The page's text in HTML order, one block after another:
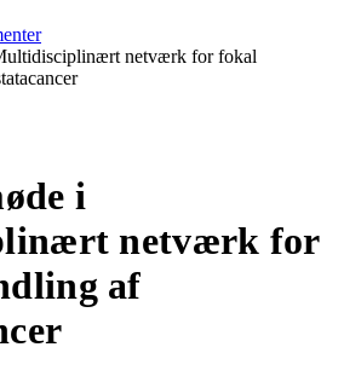
netværk for fokal
i
netværk for
af